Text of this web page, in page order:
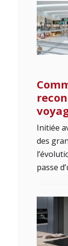
Initiée
des
passe